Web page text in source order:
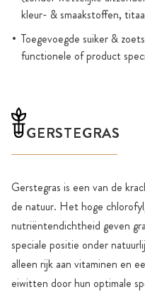
kleur- & smaakstoffen,
Toegevoegde suiker &
functionele of product
GERSTEGRAS
Gerstegras is een van de
de natuur. Het hoge
nutriëntendichtheid geven
speciale positie onder
alleen rijk aan vitaminen en
eiwitten door hun optimale